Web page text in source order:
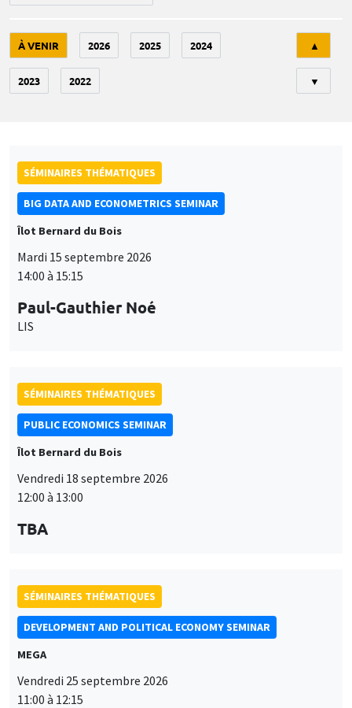
À VENIR 2026 2025 2024
2023 2022
▲
▼
SÉMINAIRES THÉMATIQUES
BIG DATA AND ECONOMETRICS SEMINAR
Îlot Bernard du Bois
Mardi 15 septembre 2026
14:00 à 15:15
Paul-Gauthier Noé
LIS
SÉMINAIRES THÉMATIQUES
PUBLIC ECONOMICS SEMINAR
Îlot Bernard du Bois
Vendredi 18 septembre 2026
12:00 à 13:00
TBA
SÉMINAIRES THÉMATIQUES
DEVELOPMENT AND POLITICAL ECONOMY SEMINAR
MEGA
Vendredi 25 septembre 2026
11:00 à 12:15